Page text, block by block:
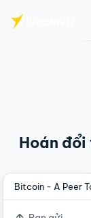
Hoán
Bitcoin - A Peer